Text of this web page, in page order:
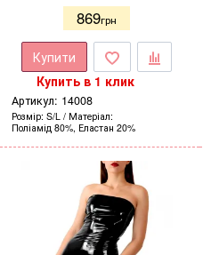
869грн
Купити
Купить в 1 клик
Артикул: 14008
Розмір S/L
Матеріал
Поліамід 80%, Еластан 20%